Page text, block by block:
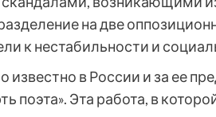
на две
к нестабильности и
в России и за ее
поэта». Эта работа, в